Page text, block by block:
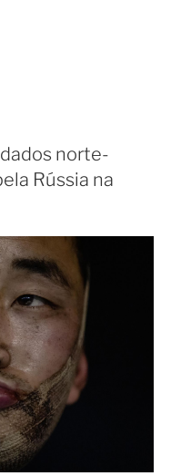
norte-
Rússia na